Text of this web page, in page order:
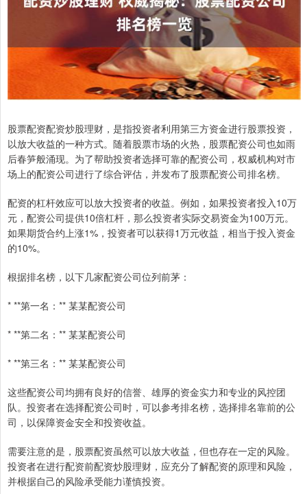
股票配资配资炒股理财，是指投资者利用第三方资金进行股票投资，
以放大收益的一种方式。随着股票市场的火热，股票配资公司也如雨
后春笋般涌现。为了帮助投资者选择可靠的配资公司，权威机构对市
场上的配资公司进行了综合评估，并发布了股票配资公司排名榜。
配资的杠杆效应可以放大投资者的收益。例如，如果投资者投入10万
元，配资公司提供10倍杠杆，那么投资者实际交易资金为100万元。
如果期货合约上涨1%，投资者可以获得1万元收益，相当于投入资金
的10%。
根据排名榜，以下几家配资公司位列前茅：
* **第一名：** 某某配资公司
* **第二名：** 某某配资公司
* **第三名：** 某某配资公司
这些配资公司均拥有良好的信誉、雄厚的资金实力和专业的风控团
队。投资者在选择配资公司时，可以参考排名榜，选择排名靠前的公
司，以保障资金安全和投资收益。
需要注意的是，股票配资虽然可以放大收益，但也存在一定的风险。
投资者在进行配资前配资炒股理财，应充分了解配资的原理和风险，
并根据自己的风险承受能力谨慎投资。